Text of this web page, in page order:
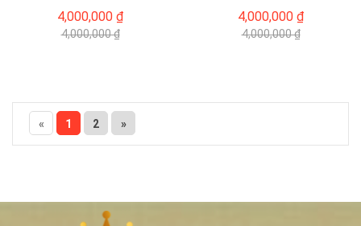
4,000,000 ₫
4,000,000 ₫
4,000,000 ₫
4,000,000 ₫
« 1 2 »